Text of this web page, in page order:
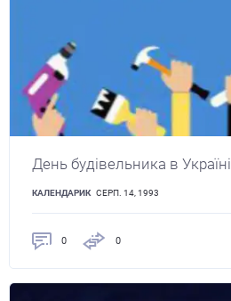
День будівельника в Україні
КАЛЕНДАРИК СЕРП. 14, 1993
0 0